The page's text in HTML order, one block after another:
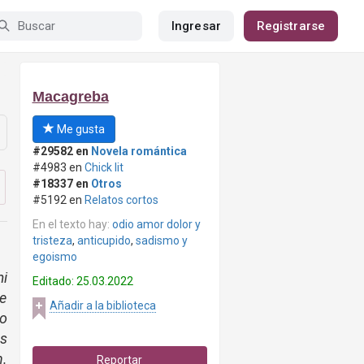
Ingresar Registrarse
Macagreba
Me gusta
#29582 en Novela romántica
#4983 en Chick lit
#18337 en Otros
#5192 en Relatos cortos
En el texto hay: odio amor dolor y
tristeza, anticupido, sadismo y
egoismo
Editado: 25.03.2022
Añadir a la biblioteca
Reportar